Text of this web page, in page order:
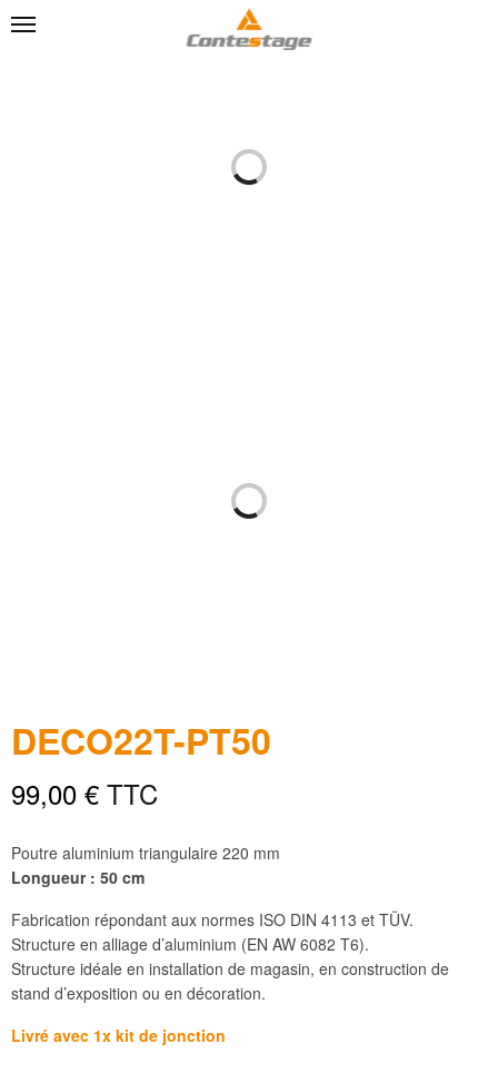
DECO22T-PT50
99,00 € TTC
Poutre aluminium triangulaire 220 mm
Longueur : 50 cm
Fabrication répondant aux normes ISO DIN 4113 et TÜV.
Structure en alliage d’aluminium (EN AW 6082 T6).
Structure idéale en installation de magasin, en construction de
stand d’exposition ou en décoration.
Livré avec 1x kit de jonction